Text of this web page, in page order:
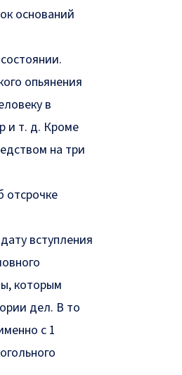
оснований
опьянения
в
и т. д. Кроме
на три
отсрочке
вступления
которым
дел. В то
с 1